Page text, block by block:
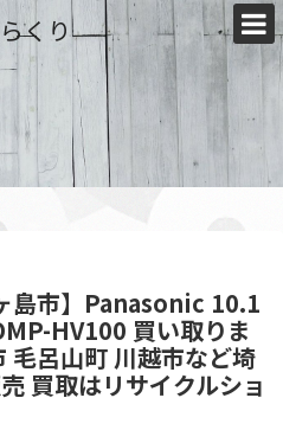
くり
島市】Panasonic 10.1
HV100 買い取りま
毛呂山町 川越市など埼
買取はリサイクルショ